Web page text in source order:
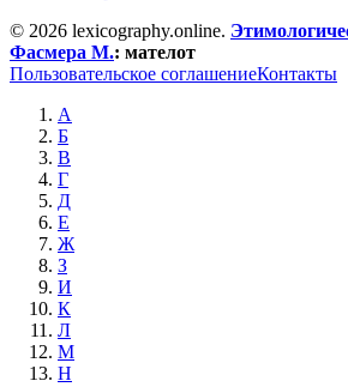
© 2026 lexicography.online.
Фасмера М.: мателот
Пользовательское соглашениеКонтакты
А
Б
В
Г
Д
Е
Ж
З
И
К
Л
М
Н